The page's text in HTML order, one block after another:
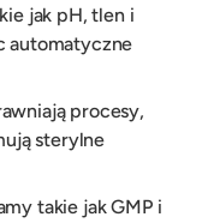
jak pH, tlen i
automatyczne
procesy,
sterylne
takie jak GMP i